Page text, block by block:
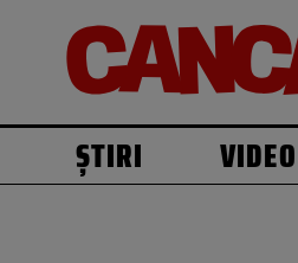
ȘTIRI VIDEO